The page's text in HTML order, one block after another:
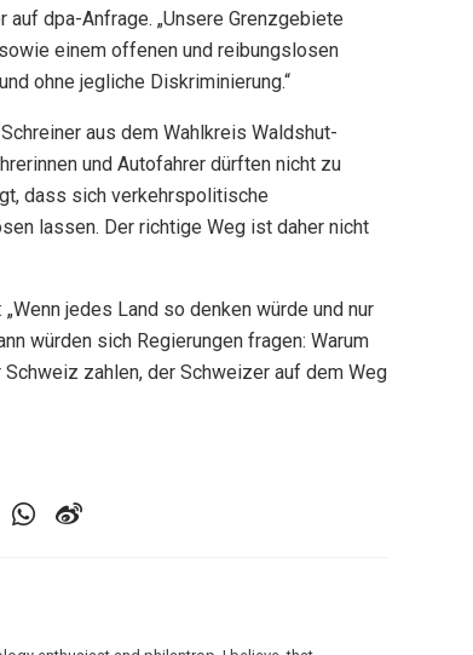
auf dpa-Anfrage. „Unsere Grenzgebiete
einem offenen und reibungslosen
ohne jegliche Diskriminierung.“
aus dem Wahlkreis Waldshut-
und Autofahrer dürften nicht zu
dass sich verkehrspolitische
lassen. Der richtige Weg ist daher nicht
jedes Land so denken würde und nur
würden sich Regierungen fragen: Warum
zahlen, der Schweizer auf dem Weg